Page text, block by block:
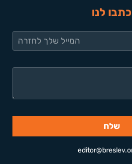
כתבו לנו